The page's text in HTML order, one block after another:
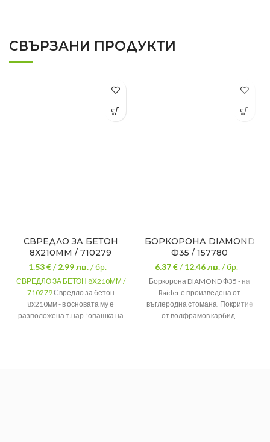
СВЪРЗАНИ ПРОДУКТИ
СВРЕДЛО ЗА БЕТОН
8Х210ММ / 710279
1.53 €/2.99лв./ бр.
СВРЕДЛО ЗА БЕТОН 8Х210ММ /
710279Свредло за бетон
8х210мм - в основата му е
разположена т.нар “опашка на
БОРКОРОНА DIAMOND
Ф35 / 157780
6.37 €/12.46лв./ бр.
Боркорона DIAMOND Ф35 - на
Raider е произведена от
въглеродна стомана. Покритие
от волфрамов карбид-